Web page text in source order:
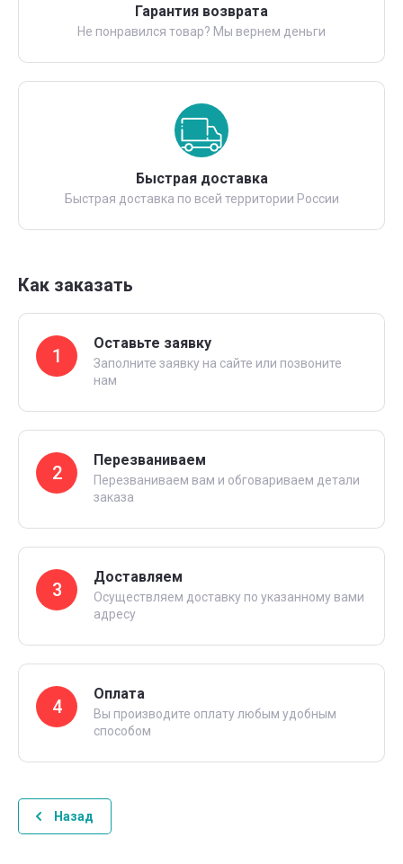
Гарантия возврата
Не понравился товар? Мы вернем деньги
Быстрая доставка
Быстрая доставка по всей территории России
Как заказать
1
Оставьте заявку
Заполните заявку на сайте или позвоните
нам
2
Перезваниваем
Перезваниваем вам и обговариваем детали
заказа
3
Доставляем
Осуществляем доставку по указанному вами
адресу
4
Оплата
Вы производите оплату любым удобным
способом
Назад